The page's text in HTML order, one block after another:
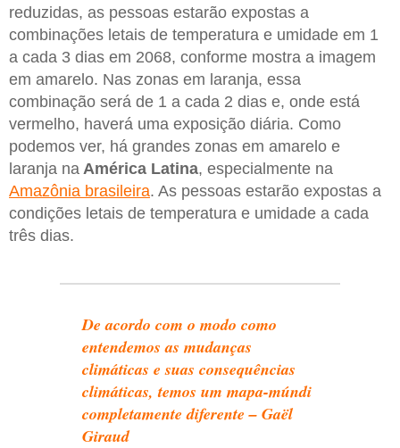
reduzidas, as pessoas estarão expostas a
combinações letais de temperatura e umidade em 1
a cada 3 dias em 2068, conforme mostra a imagem
em amarelo. Nas zonas em laranja, essa
combinação será de 1 a cada 2 dias e, onde está
vermelho, haverá uma exposição diária. Como
podemos ver, há grandes zonas em amarelo e
laranja na América Latina, especialmente na
Amazônia brasileira. As pessoas estarão expostas a
condições letais de temperatura e umidade a cada
três dias.
De acordo com o modo como
entendemos as mudanças
climáticas e suas consequências
climáticas, temos um mapa-múndi
completamente diferente – Gaël
Giraud